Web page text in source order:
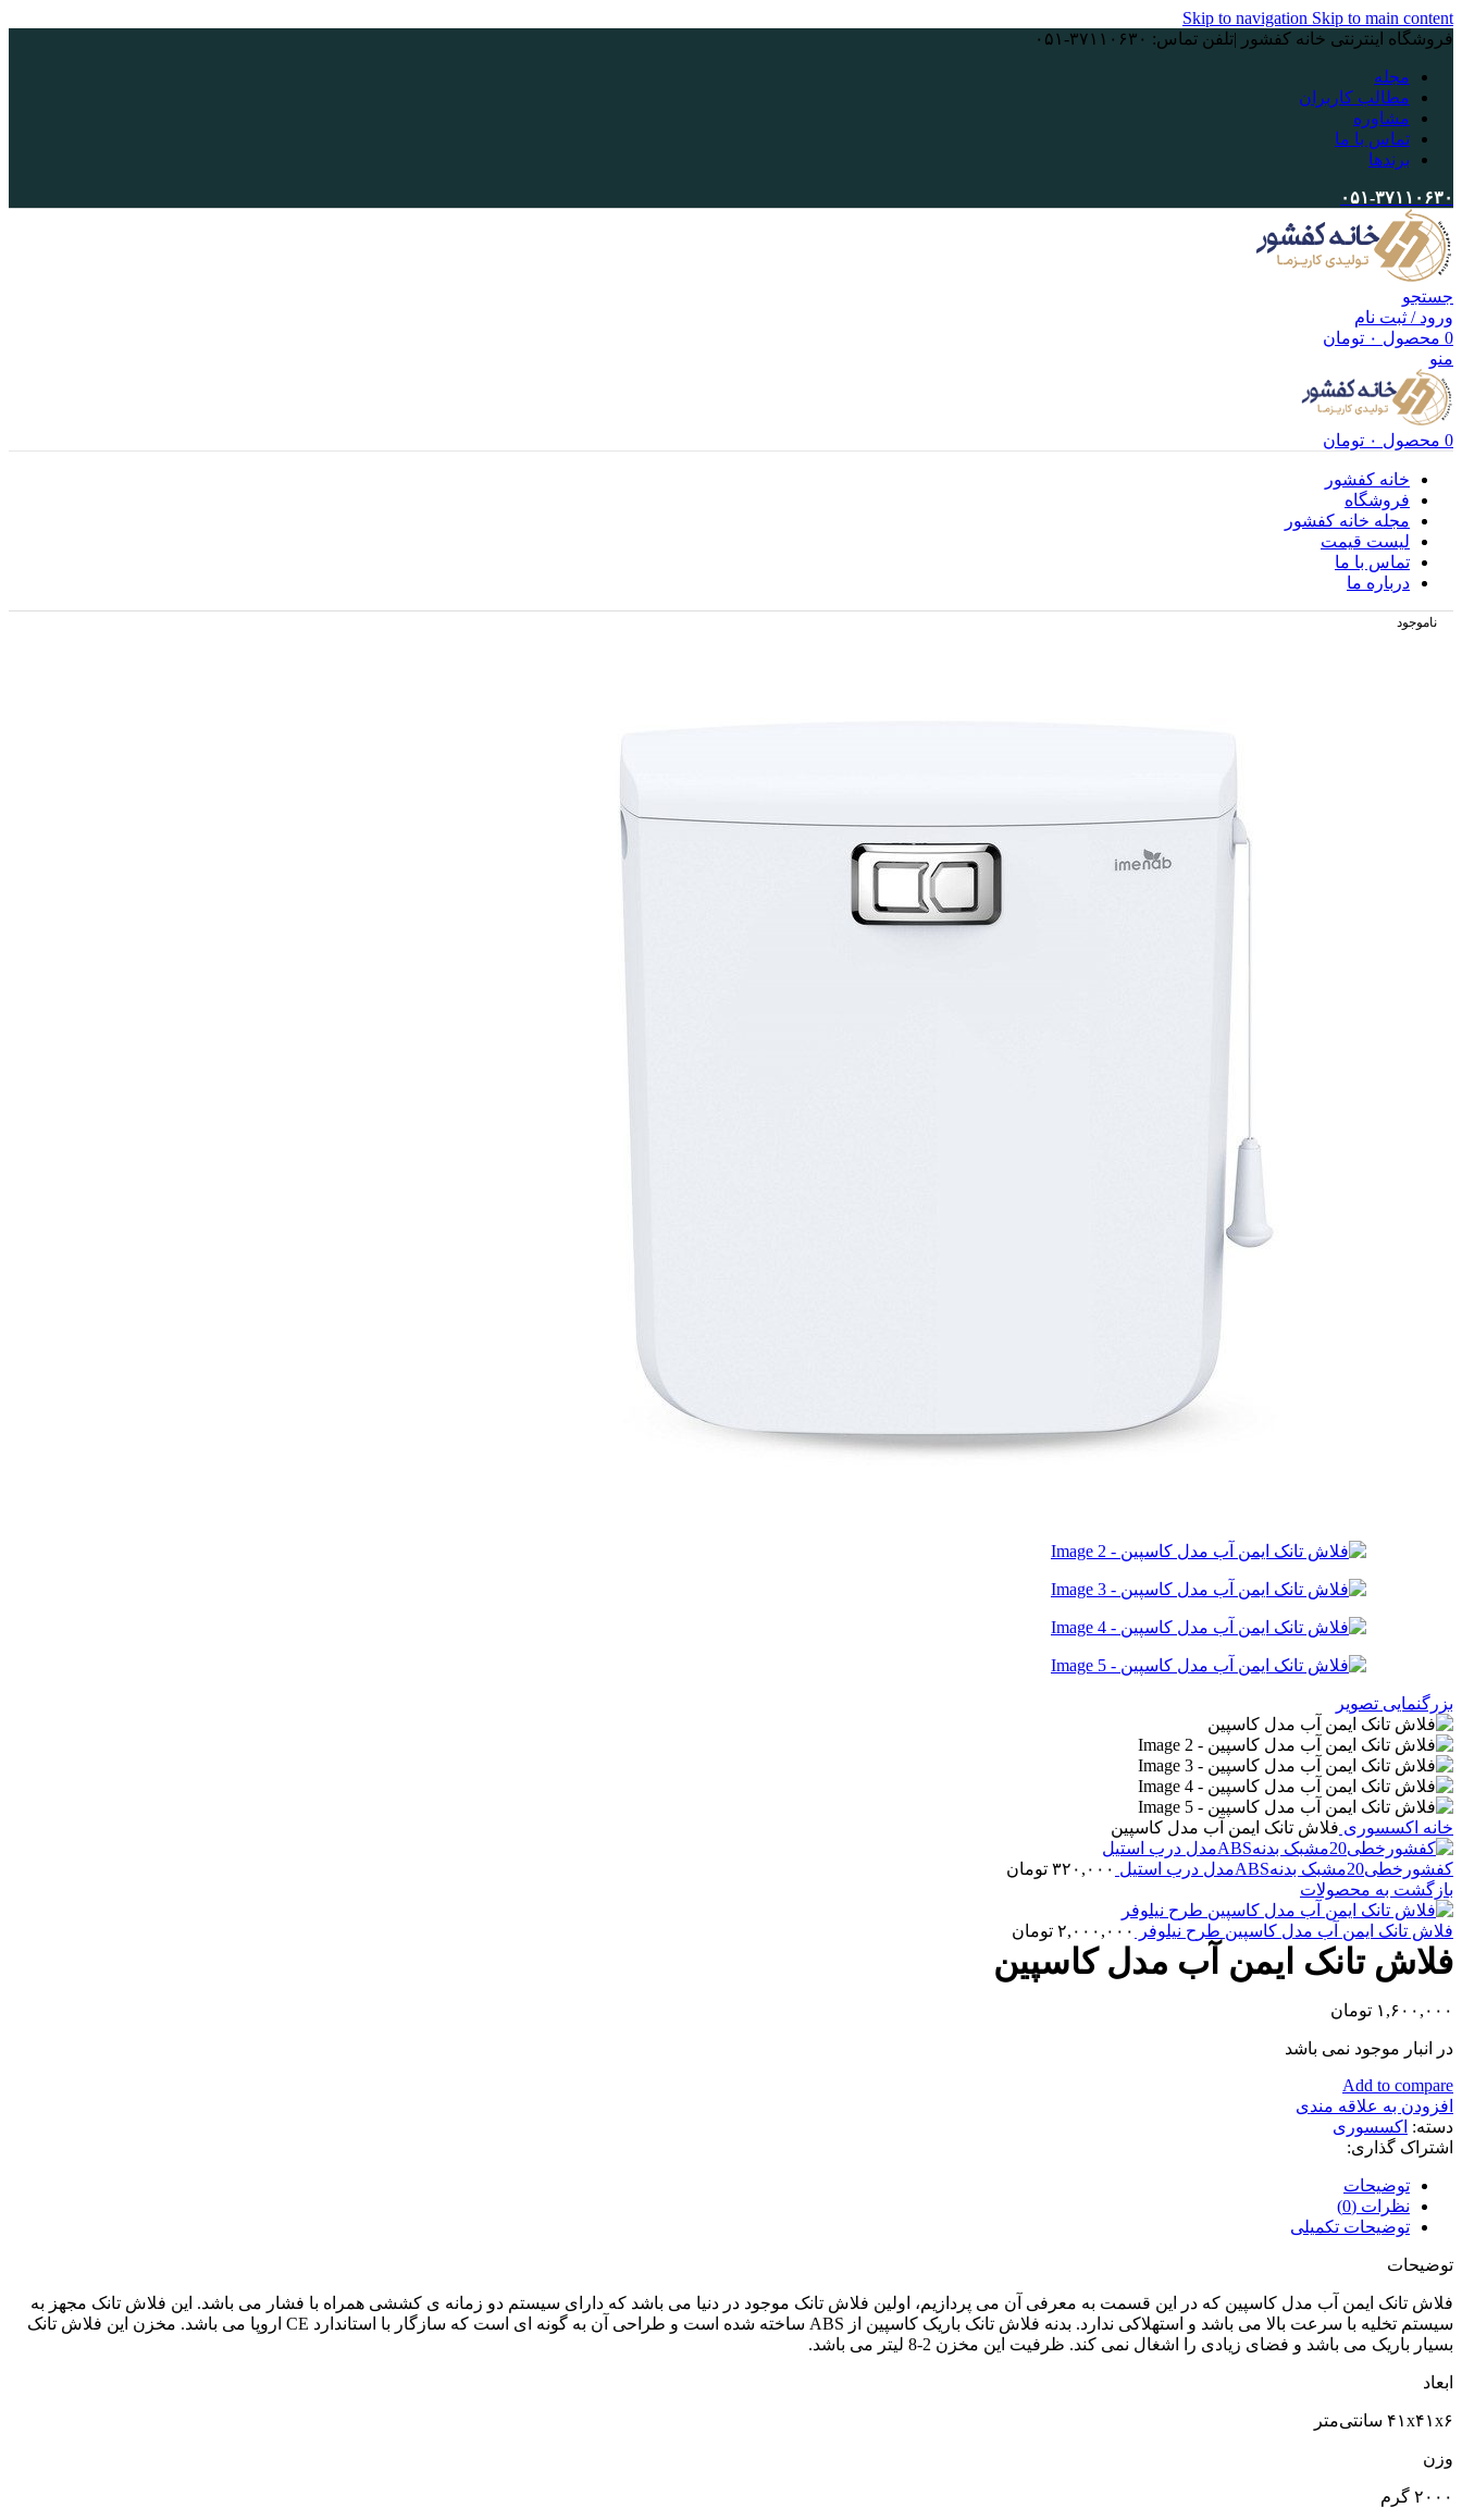
Skip to navigation Skip to main content
فروشگاه اینترنتی خانه کفشور |تلفن تماس: ۳۷۱۱۰۶۳۰-۰۵۱
مجله
مطالب کاربران
مشاوره
تماس با ما
برندها
۰۵۱-۳۷۱۱۰۶۳۰
جستجو
ورود / ثبت نام
0 محصول ۰ تومان
منو
0 محصول ۰ تومان
خانه کفشور
فروشگاه
مجله خانه کفشور
لیست قیمت
تماس با ما
درباره ما
ناموجود
بزرگنمایی تصویر
خانه اکسسوری فلاش تانک ایمن آب مدل کاسپین
کفشورخطی20مشبک بدنهABSمدل درب استیل ۳۲۰,۰۰۰ تومان
بازگشت به محصولات
فلاش تانک ایمن آب مدل کاسپین طرح نیلوفر ۲,۰۰۰,۰۰۰ تومان
فلاش تانک ایمن آب مدل کاسپین
۱,۶۰۰,۰۰۰ تومان
در انبار موجود نمی باشد
Add to compare
افزودن به علاقه مندی
دسته: اکسسوری
اشتراک گذاری:
توضیحات
نظرات (0)
توضیحات تکمیلی
توضیحات
فلاش تانک ایمن آب مدل کاسپین که در این قسمت به معرفی آن می پردازیم، اولین فلاش تانک موجود در دنیا می باشد که دارای سیستم دو زمانه ی کششی همراه با فشار می باشد. این فلاش تانک مجهز به
سیستم تخلیه با سرعت بالا می باشد و استهلاکی ندارد. بدنه فلاش تانک باریک کاسپین از ABS ساخته شده است و طراحی آن به گونه ای است که سازگار با استاندارد CE اروپا می باشد. مخزن این فلاش تانک
بسیار باریک می باشد و فضای زیادی را اشغال نمی کند. ظرفیت این مخزن 2-8 لیتر می باشد.
ابعاد
۴۱x۴۱x۶ سانتی‌متر
وزن
۲۰۰۰ گرم